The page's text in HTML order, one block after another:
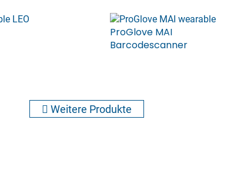
ProGlove MAI
Barcodescanner
Weitere Produkte